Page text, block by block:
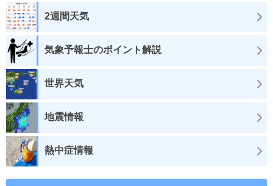
2週間天気
気象予報士のポイント解説
世界天気
地震情報
熱中症情報